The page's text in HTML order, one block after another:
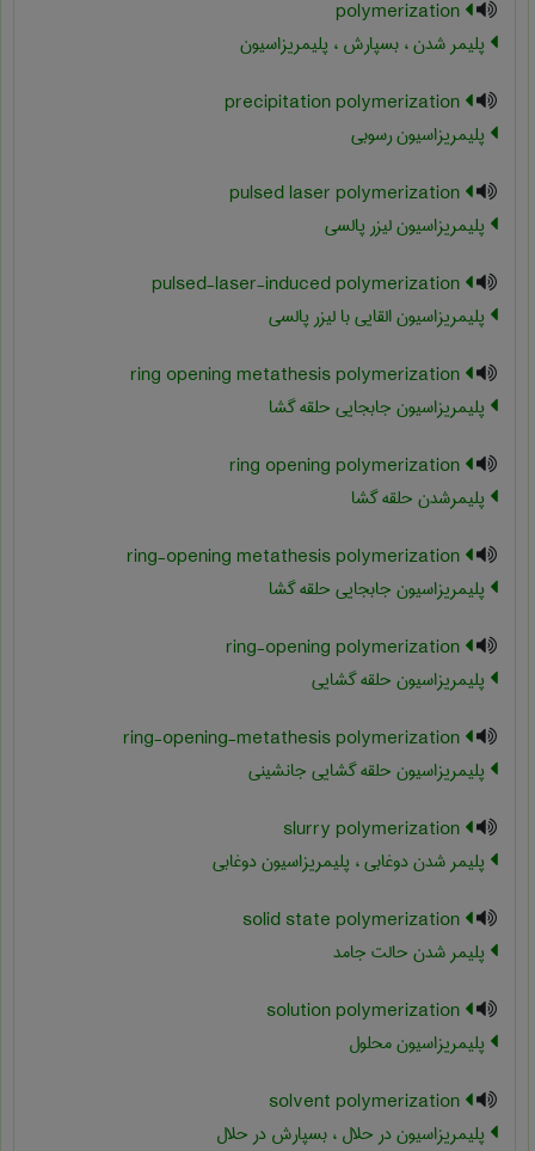
پلیمر شدن ، بسپارش ، پلیمریزاسیون
پلیمریزاسیون رسوبی
پلیمریزاسیون لیزر پالسی
پلیمریزاسیون القایی با لیزر پالسی
پلیمریزاسیون جابجایی حلقه گشا
پلیمرشدن حلقه گشا
پلیمریزاسیون جابجایی حلقه گشا
پلیمریزاسیون حلقه گشایی
پلیمریزاسیون حلقه گشایی جانشینی
پلیمر شدن دوغابی ، پلیمریزاسیون دوغابی
پلیمر شدن حالت جامد
پلیمریزاسیون محلول
پلیمریزاسیون در حلال ، بسپارش در حلال